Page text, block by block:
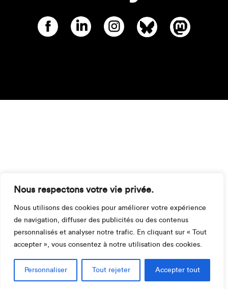
Nous respectons votre vie privée.
Nous utilisons des cookies pour améliorer votre expérience
de navigation, diffuser des publicités ou des contenus
personnalisés et analyser notre trafic. En cliquant sur « Tout
accepter », vous consentez à notre utilisation des cookies.
Personnaliser Tout rejeter Accepter tout